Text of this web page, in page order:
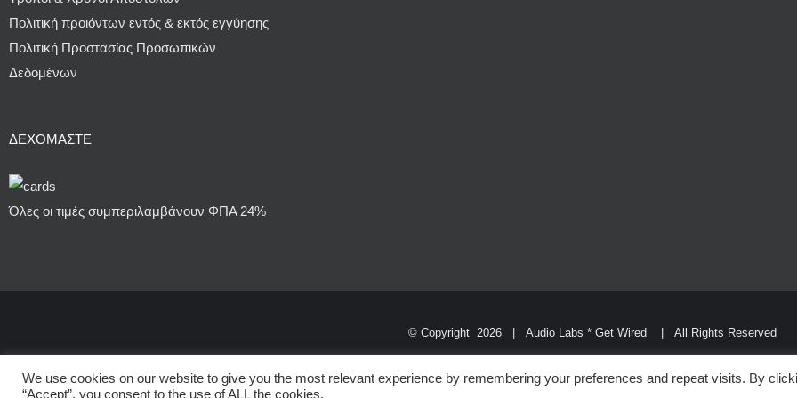
Πολιτική προιόντων εντός & εκτός εγγύησης
Πολιτική Προστασίας Προσωπικών
Δεδομένων
ΔΕΧΌΜΑΣΤΕ
Όλες οι τιμές συμπεριλαμβάνουν ΦΠΑ 24%
© Copyright 2026 | Audio Labs * Get Wired | All Rights Reserved
Facebook
Instagram
YouTubeLinkedIn
X
We use cookies on our website to give you the most relevant experience by remembering your preferences and repeat visits. By
“Accept”, you consent to the use of ALL the cookies.